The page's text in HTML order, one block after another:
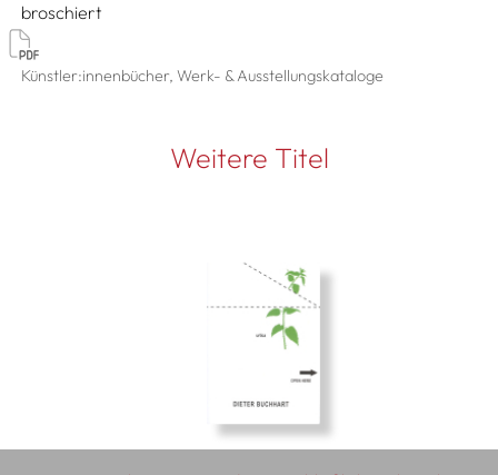
broschiert
Künstler:innenbücher, Werk- & Ausstellungskataloge
Weitere Titel